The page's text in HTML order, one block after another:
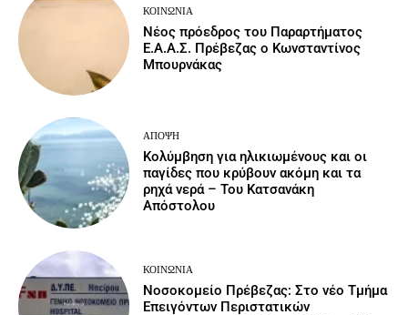
ΚΟΙΝΩΝΙΑ
Νέος πρόεδρος του Παραρτήματος
Ε.Α.Α.Σ. Πρέβεζας ο Κωνσταντίνος
Μπουρνάκας
ΆΠΟΨΗ
Κολύμβηση για ηλικιωμένους και οι
παγίδες που κρύβουν ακόμη και τα
ρηχά νερά – Του Κατσανάκη
Απόστολου
ΚΟΙΝΩΝΙΑ
Νοσοκομείο Πρέβεζας: Στο νέο Τμήμα
Επειγόντων Περιστατικών